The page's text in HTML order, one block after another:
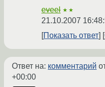
eveel ★★
21.10.2007
Показать ответ
Ответ на: комментарий
+00:00